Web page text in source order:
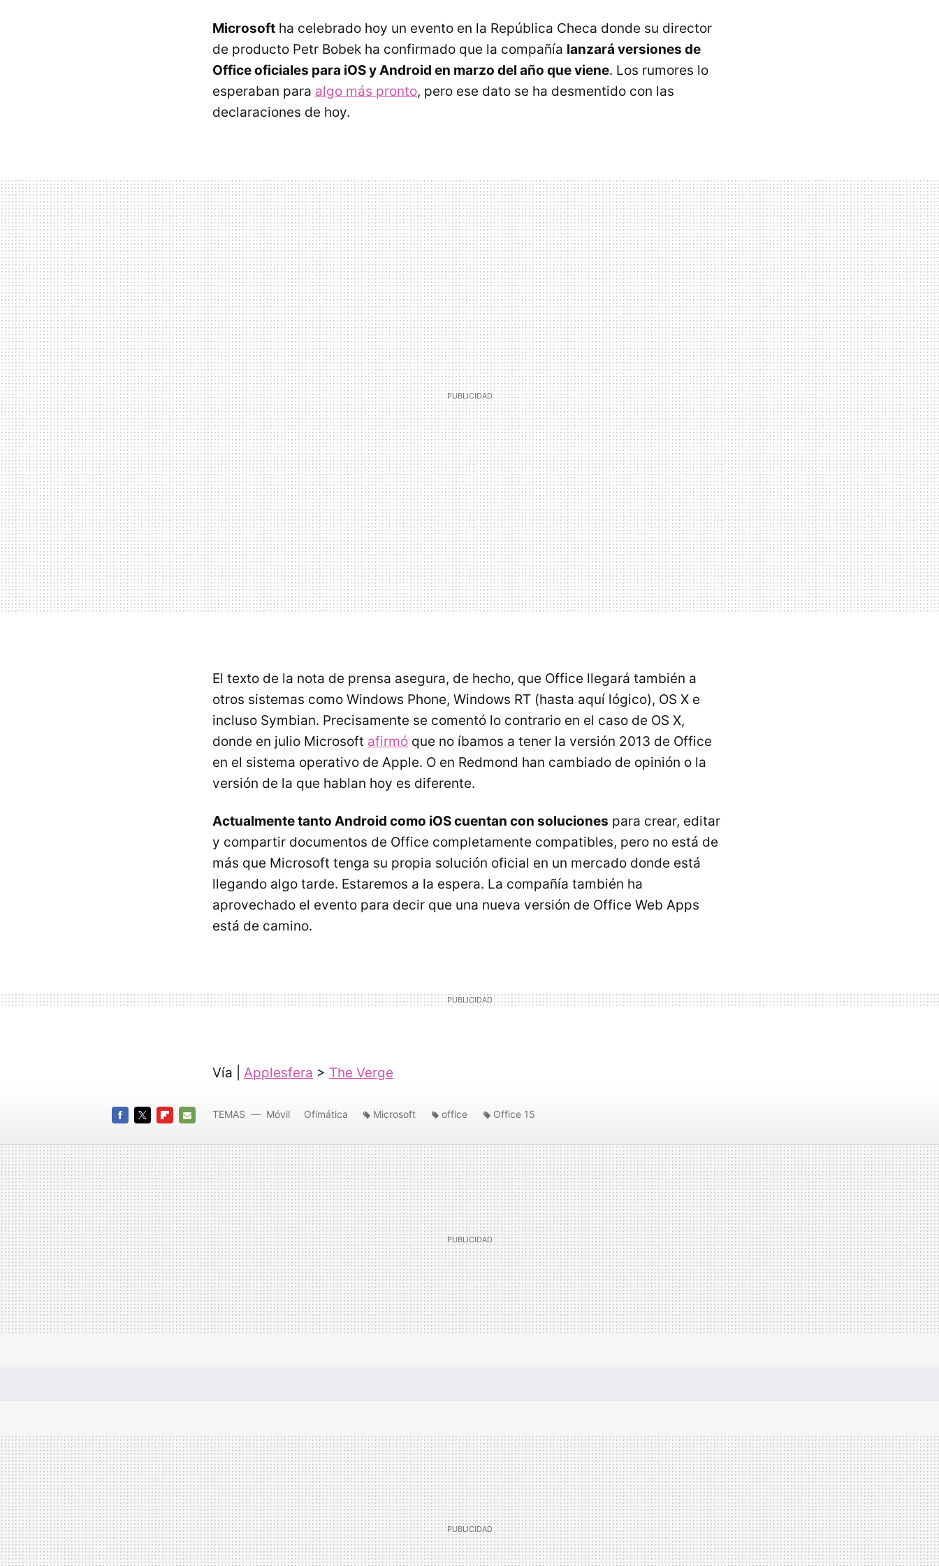
Microsoft ha celebrado hoy un evento en la República Checa donde su director
de producto Petr Bobek ha confirmado que la compañía lanzará versiones de
Office oficiales para iOS y Android en marzo del año que viene. Los rumores lo
esperaban para algo más pronto, pero ese dato se ha desmentido con las
declaraciones de hoy.
El texto de la nota de prensa asegura, de hecho, que Office llegará también a
otros sistemas como Windows Phone, Windows RT (hasta aquí lógico), OS X e
incluso Symbian. Precisamente se comentó lo contrario en el caso de OS X,
donde en julio Microsoft afirmó que no íbamos a tener la versión 2013 de Office
en el sistema operativo de Apple. O en Redmond han cambiado de opinión o la
versión de la que hablan hoy es diferente.
Actualmente tanto Android como iOS cuentan con soluciones para crear, editar
y compartir documentos de Office completamente compatibles, pero no está de
más que Microsoft tenga su propia solución oficial en un mercado donde está
llegando algo tarde. Estaremos a la espera. La compañía también ha
aprovechado el evento para decir que una nueva versión de Office Web Apps
está de camino.
Vía | Applesfera > The Verge
MAIL
TEMAS Móvil Ofimática Microsoft office Office 15